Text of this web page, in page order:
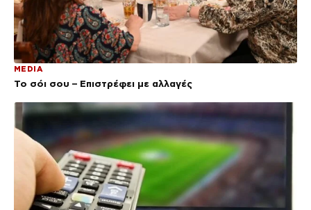
MEDIA
Το σόι σου – Επιστρέφει με αλλαγές